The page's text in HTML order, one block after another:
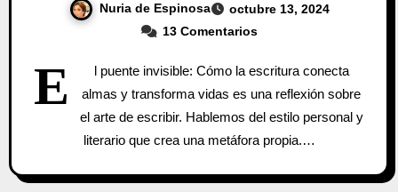
Nuria de Espinosa
octubre 13, 2024
13 Comentarios
E
l puente invisible: Cómo la escritura conecta
almas y transforma vidas es una reflexión sobre
el arte de escribir. Hablemos del estilo personal y
literario que crea una metáfora propia.…